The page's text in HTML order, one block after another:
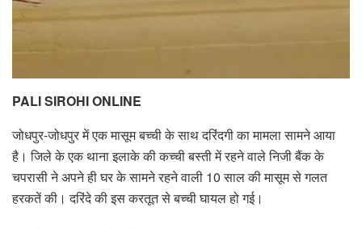
PALI SIROHI ONLINE
जोधपुर-जोधपुर में एक मासूम बच्ची के साथ दरिंदगी का मामला सामने आया
है। जिले के एक थाना इलाके की कच्ची बस्ती में रहने वाले निजी बैंक के
चपरासी ने अपने ही घर के सामने रहने वाली 10 साल की मासूम से गलत
हरकतें की। दरिंदे की इस करतूत से बच्ची घायल हो गई।